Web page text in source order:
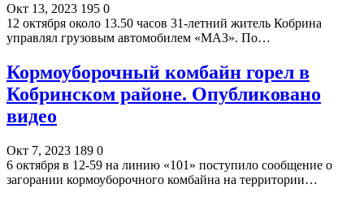
Окт 13, 2023 195 0
12 октября около 13.50 часов 31-летний житель Кобрина
управлял грузовым автомобилем «МАЗ». По…
Кормоуборочный комбайн горел в
Кобринском районе. Опубликовано
видео
Окт 7, 2023 189 0
6 октября в 12-59 на линию «101» поступило сообщение о
загорании кормоуборочного комбайна на территории…